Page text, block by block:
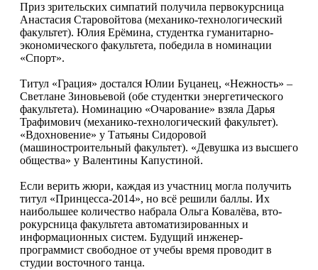
Приз зрительских симпатий получила первокурсница
Анастасия Старовойтова (механико-технологический
факультет). Юлия Ерёмина, студентка гуманитарно-
экономического факультета, победила в номинации
«Спорт».
Титул «Грация» достался Юлии Буцанец, «Нежность» –
Светлане Зиновьевой (обе студентки энергетического
факультета). Номинацию «Очарование» взяла Дарья
Трафимович (механико-технологический факультет).
«Вдохновение» у Татьяны Сидоровой
(машиностроительный факультет). «Девушка из высшего
общества» у Валентины Капустиной.
Если верить жюри, каждая из участниц могла получить
титул «Принцесса-2014», но всё решили баллы. Их
наибольшее количество набрала Ольга Ковалёва, вто­
рокурсница факультета автоматизированных и
информационных систем. Будущий инженер-
программист свободное от учебы время проводит в
студии восточного танца.